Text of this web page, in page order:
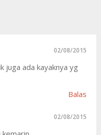
02/08/2015
juga ada kayaknya yg
Balas
02/08/2015